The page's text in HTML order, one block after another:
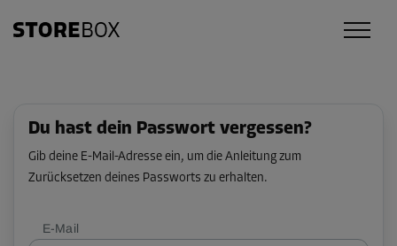
Du hast dein Passwort vergessen?
Gib deine E-Mail-Adresse ein, um die Anleitung zum
Zurücksetzen deines Passworts zu erhalten.
E-Mail